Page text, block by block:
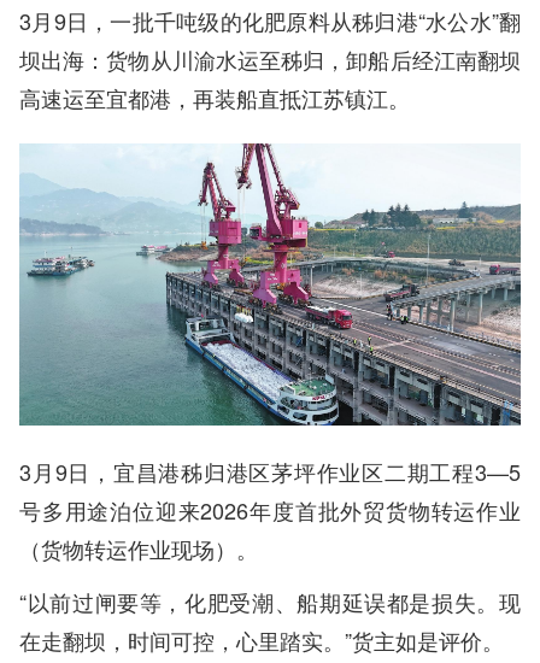
3月9日，一批千吨级的化肥原料从秭归港“水公水”翻
坝出海：货物从川渝水运至秭归，卸船后经江南翻坝
高速运至宜都港，再装船直抵江苏镇江。
3月9日，宜昌港秭归港区茅坪作业区二期工程3—5
号多用途泊位迎来2026年度首批外贸货物转运作业
（货物转运作业现场）。
“以前过闸要等，化肥受潮、船期延误都是损失。现
在走翻坝，时间可控，心里踏实。”货主如是评价。